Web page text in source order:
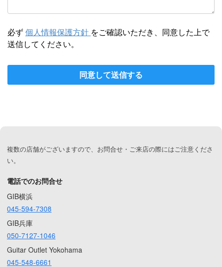
必ず個人情報保護方針 をご確認いただき、同意した上で
送信してください。
同意して送信する
複数の店舗がございますので、お問合せ・ご来店の際にはご注意くださ
い。
電話でのお問合せ
GIB横浜
045-594-7308
GIB兵庫
050-7127-1046
Guitar Outlet Yokohama
045-548-6661